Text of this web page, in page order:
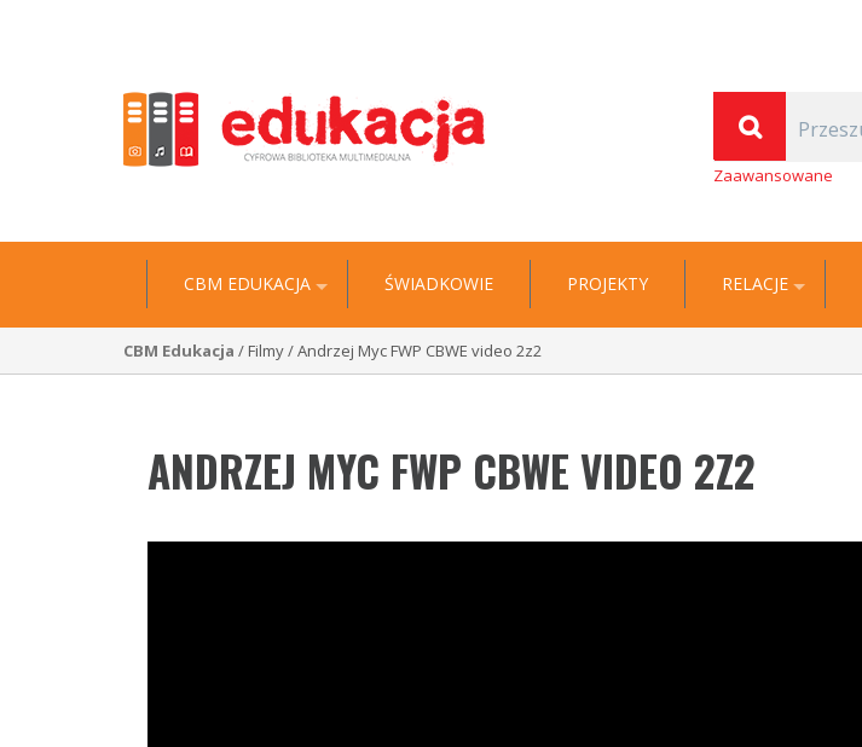
Zaawansowane
CBM EDUKACJA ŚWIADKOWIE PROJEKTY RELACJE
CBM Edukacja / Filmy / Andrzej Myc FWP CBWE video 2z2
ANDRZEJ MYC FWP CBWE VIDEO 2Z2